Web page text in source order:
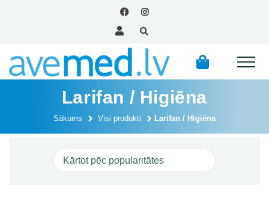
Larifan / Higiēna
Sākums Visi produkti Larifan / Higiēna